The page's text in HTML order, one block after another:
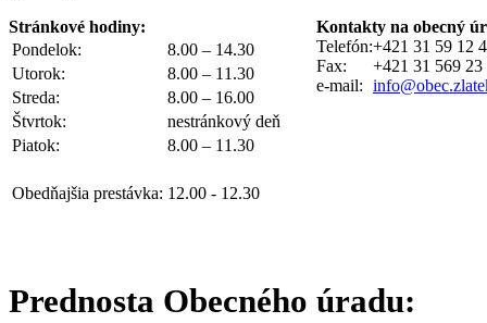
Stránkové hodiny:
Pondelok:
8.00 – 14.30
Utorok:
8.00 – 11.30
Streda:
8.00 – 16.00
Štvrtok:
nestránkový deň
Piatok:
8.00 – 11.30
Obedňajšia prestávka: 12.00 - 12.30
Kontakty na obecný
Telefón:+421 31 59 12
Fax:
+421 31 569 23
e-mail:
Prednosta Obecného úradu: